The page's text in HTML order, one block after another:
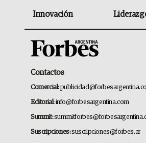
Innovación
Contactos
Comercial:
Editorial:info@forbesargentina.com
Summit:
Suscripciones:suscripciones@forbes.ar